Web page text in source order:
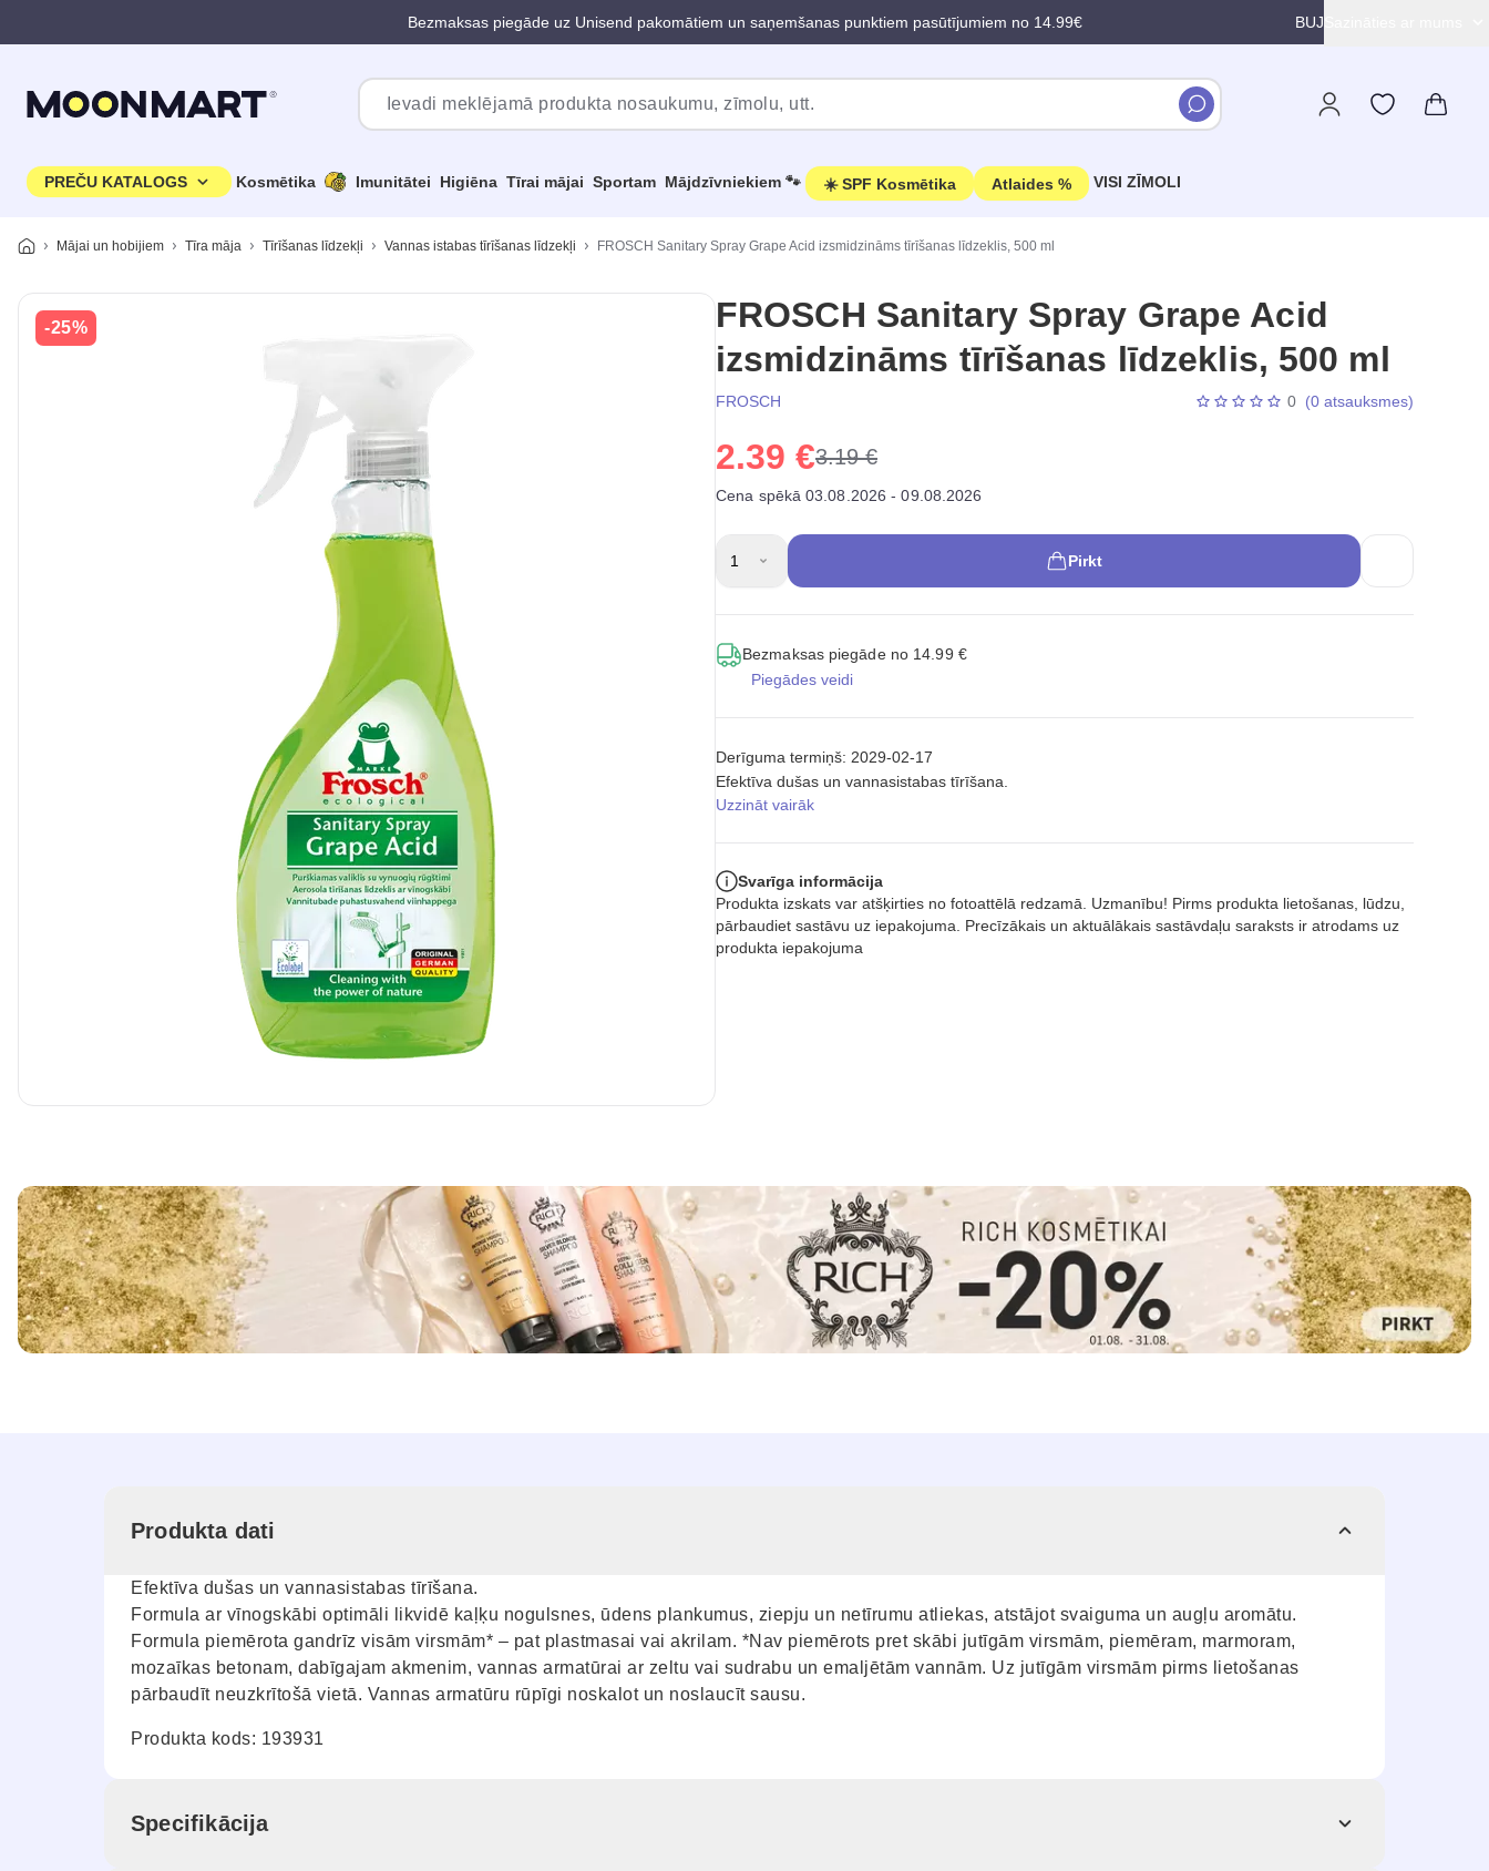
Bezmaksas piegāde uz Unisend pakomātiem un saņemšanas punktiem pasūtījumiem no 14.99€ BUJ
PREČU KATALOGS Kosmētika Imunitātei Higiēna Tīrai mājai Sportam Mājdzīvniekiem 🐾 ☀️ SPF Kosmētika Atlaides % VISI ZĪMOLI
Mājai un hobijiem Tīra māja Tīrīšanas līdzekļi Vannas istabas tīrīšanas līdzekļi FROSCH Sanitary Spray Grape Acid izsmidzināms tīrīšanas līdzeklis, 500 ml
-25%
FROSCH Sanitary Spray Grape Acid
izsmidzināms tīrīšanas līdzeklis, 500 ml
FROSCH 0 (0 atsauksmes)
2.39 €3.19 €
Cena spēkā 03.08.2026 - 09.08.2026
1 Pirkt
Bezmaksas piegāde no 14.99 €
Piegādes veidi
Derīguma termiņš: 2029-02-17
Efektīva dušas un vannasistabas tīrīšana.
Uzzināt vairāk
Svarīga informācija
Produkta izskats var atšķirties no fotoattēlā redzamā. Uzmanību! Pirms produkta lietošanas, lūdzu,
pārbaudiet sastāvu uz iepakojuma. Precīzākais un aktuālākais sastāvdaļu saraksts ir atrodams uz
produkta iepakojuma
Produkta dati
Efektīva dušas un vannasistabas tīrīšana.
Formula ar vīnogskābi optimāli likvidē kaļķu nogulsnes, ūdens plankumus, ziepju un netīrumu atliekas, atstājot svaiguma un augļu aromātu.
Formula piemērota gandrīz visām virsmām* – pat plastmasai vai akrilam. *Nav piemērots pret skābi jutīgām virsmām, piemēram, marmoram,
mozaīkas betonam, dabīgajam akmenim, vannas armatūrai ar zeltu vai sudrabu un emaljētām vannām. Uz jutīgām virsmām pirms lietošanas
pārbaudīt neuzkrītošā vietā. Vannas armatūru rūpīgi noskalot un noslaucīt sausu.
Produkta kods: 193931
Specifikācija